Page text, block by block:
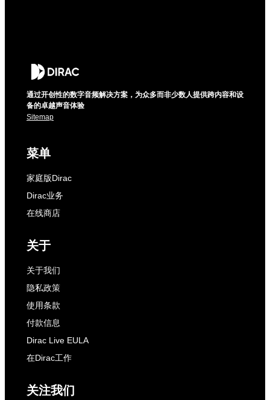
通过开创性的数字音频解决方案，为众多而非少数人提供跨内容和设
备的卓越声音体验
Sitemap
菜单
家庭版Dirac
Dirac业务
在线商店
关于
关于我们
隐私政策
使用条款
付款信息
Dirac Live EULA
在Dirac工作
关注我们